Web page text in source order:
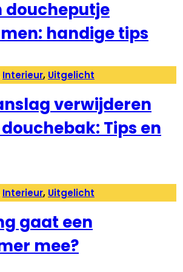
doucheputje
handige tips
Interieur, Uitgelicht
verwijderen
Tips en
Interieur, Uitgelicht
gaat een
mee?